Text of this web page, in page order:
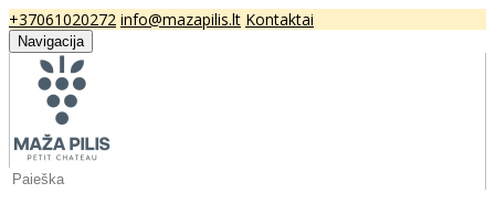
+37061020272 info@mazapilis.lt Kontaktai
Navigacija